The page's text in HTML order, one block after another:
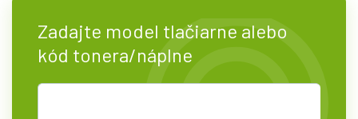
Zadajte model tlačiarne alebo
kód tonera/náplne